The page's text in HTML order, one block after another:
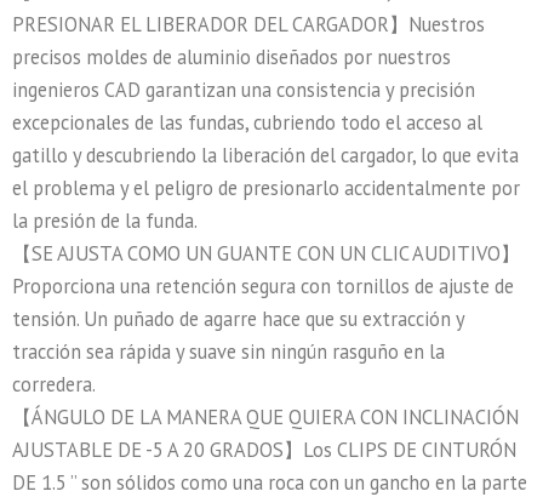
PRESIONAR EL LIBERADOR DEL CARGADOR】Nuestros
precisos moldes de aluminio diseñados por nuestros
ingenieros CAD garantizan una consistencia y precisión
excepcionales de las fundas, cubriendo todo el acceso al
gatillo y descubriendo la liberación del cargador, lo que evita
el problema y el peligro de presionarlo accidentalmente por
la presión de la funda.
【SE AJUSTA COMO UN GUANTE CON UN CLIC AUDITIVO】
Proporciona una retención segura con tornillos de ajuste de
tensión. Un puñado de agarre hace que su extracción y
tracción sea rápida y suave sin ningún rasguño en la
corredera.
【ÁNGULO DE LA MANERA QUE QUIERA CON INCLINACIÓN
AJUSTABLE DE -5 A 20 GRADOS】Los CLIPS DE CINTURÓN
DE 1.5 ” son sólidos como una roca con un gancho en la parte